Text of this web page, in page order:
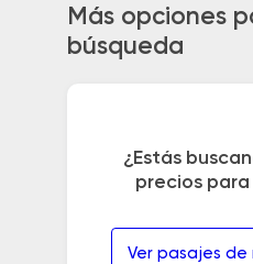
Más opciones
búsqueda
¿Estás
precios
Ver pasajes de